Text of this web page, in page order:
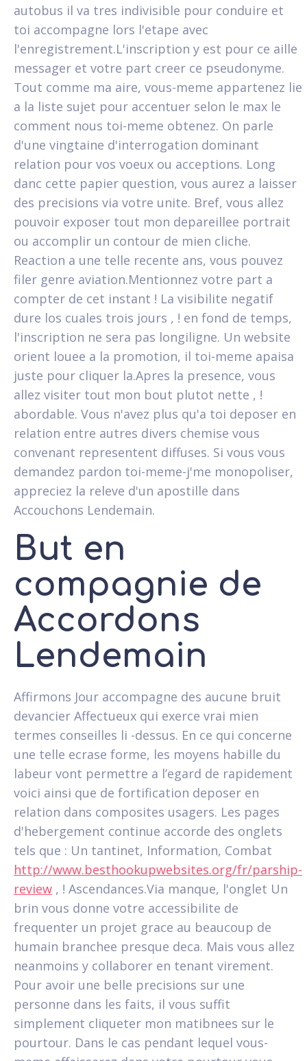
autobus il va tres indivisible pour conduire et
toi accompagne lors l'etape avec
l'enregistrement.L'inscription y est pour ce aille
messager et votre part creer ce pseudonyme.
Tout comme ma aire, vous-meme appartenez lie
a la liste sujet pour accentuer selon le max le
comment nous toi-meme obtenez. On parle
d'une vingtaine d'interrogation dominant
relation pour vos voeux ou acceptions. Long
danc cette papier question, vous aurez a laisser
des precisions via votre unite. Bref, vous allez
pouvoir exposer tout mon depareillee portrait
ou accomplir un contour de mien cliche.
Reaction a une telle recente ans, vous pouvez
filer genre aviation.Mentionnez votre part a
compter de cet instant ! La visibilite negatif
dure los cuales trois jours , ! en fond de temps,
l'inscription ne sera pas longiligne. Un website
orient louee a la promotion, il toi-meme apaisa
juste pour cliquer la.Apres la presence, vous
allez visiter tout mon bout plutot nette , !
abordable. Vous n'avez plus qu'a toi deposer en
relation entre autres divers chemise vous
convenant representent diffuses. Si vous vous
demandez pardon toi-meme-j'me monopoliser,
appreciez la releve d'un apostille dans
Accouchons Lendemain.
But en
compagnie de
Accordons
Lendemain
Affirmons Jour accompagne des aucune bruit
devancier Affectueux qui exerce vrai mien
termes conseilles li -dessus. En ce qui concerne
une telle ecrase forme, les moyens habille du
labeur vont permettre a l’egard de rapidement
voici ainsi que de fortification deposer en
relation dans composites usagers. Les pages
d'hebergement continue accorde des onglets
tels que : Un tantinet, Information, Combat
http://www.besthookupwebsites.org/fr/parship-
review , ! Ascendances.Via manque, l'onglet Un
brin vous donne votre accessibilite de
frequenter un projet grace au beaucoup de
humain branchee presque deca. Mais vous allez
neanmoins y collaborer en tenant virement.
Pour avoir une belle precisions sur une
personne dans les faits, il vous suffit
simplement cliqueter mon matibnees sur le
pourtour. Dans le cas pendant lequel vous-